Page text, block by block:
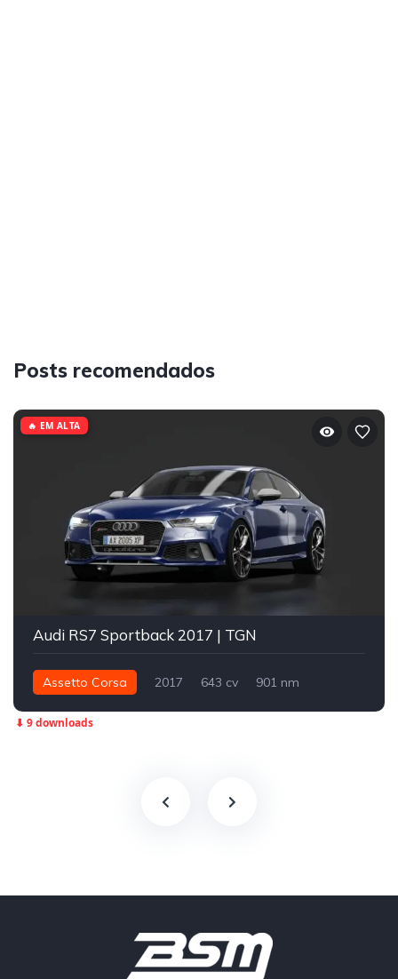
Posts recomendados
Audi RS7 Sportback 2017 | TGN
Assetto Corsa 2017 643 cv
901 nm
🔥 EM ALTA
⬇ 9 downloads